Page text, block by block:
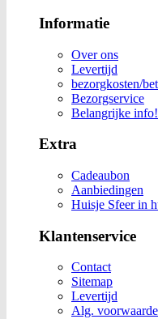
Informatie
Over ons
Levertijd
bezorgkosten/
Bezorgservice
Belangrijke info!
Extra
Cadeaubon
Aanbiedingen
Huisje Sfeer in
Klantenservice
Contact
Sitemap
Levertijd
Alg.